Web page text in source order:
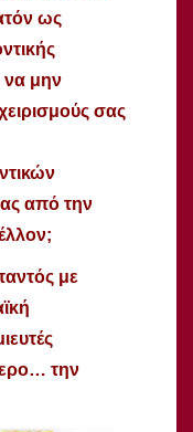
ως
να μην
σας
από την
με
την